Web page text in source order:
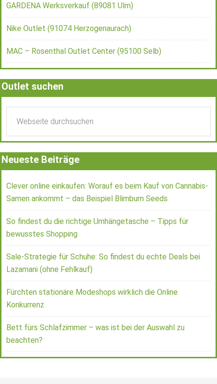
GARDENA Werksverkauf (89081 Ulm)
Nike Outlet (91074 Herzogenaurach)
MAC – Rosenthal Outlet Center (95100 Selb)
Outlet suchen
Neueste Beiträge
Clever online einkaufen: Worauf es beim Kauf von Cannabis-
Samen ankommt – das Beispiel Blimburn Seeds
So findest du die richtige Umhängetasche – Tipps für
bewusstes Shopping
Sale-Strategie für Schuhe: So findest du echte Deals bei
Lazamani (ohne Fehlkauf)
Fürchten stationäre Modeshops wirklich die Online
Konkurrenz
Bett fürs Schlafzimmer – was ist bei der Auswahl zu
beachten?